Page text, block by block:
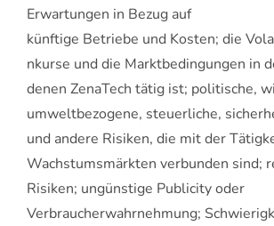
Erwartungen in Bezug auf
künftige Betriebe und Kosten; die
nkurse und die Marktbedingungen in
denen ZenaTech tätig ist; politische,
umweltbezogene, steuerliche,
und andere Risiken, die mit der
Wachstumsmärkten verbunden sind;
Risiken; ungünstige Publicity oder
Verbraucherwahrnehmung;